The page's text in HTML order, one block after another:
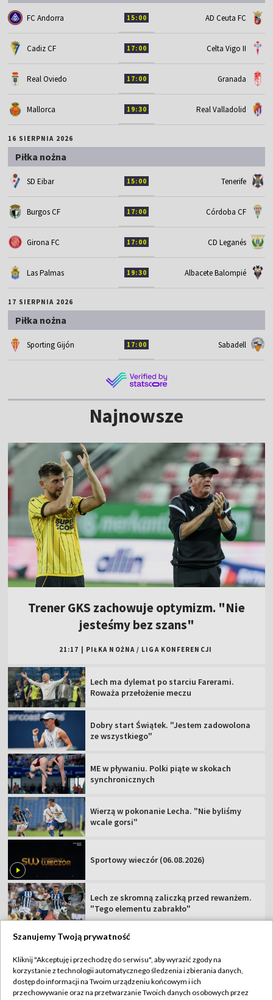
FC Andorra 15:00 AD Ceuta FC
Cadiz CF 17:00 Celta Vigo II
Real Oviedo 17:00 Granada
Mallorca 19:30 Real Valladolid
16 SIERPNIA 2026
Piłka nożna
SD Eibar 15:00 Tenerife
Burgos CF 17:00 Córdoba CF
Girona FC 17:00 CD Leganés
Las Palmas 19:30 Albacete Balompié
17 SIERPNIA 2026
Piłka nożna
Sporting Gijón 17:00 Sabadell
Najnowsze
Trener GKS zachowuje optymizm. "Nie
jesteśmy bez szans"
21:17 PIŁKA NOŻNA / LIGA KONFERENCJI
Lech ma dylemat po starciu Farerami.
Roważa przełożenie meczu
Dobry start Świątek. "Jestem zadowolona
ze wszystkiego"
ME w pływaniu. Polki piąte w skokach
synchronicznych
Wierzą w pokonanie Lecha. "Nie byliśmy
wcale gorsi"
Sportowy wieczór (06.08.2026)
Lech ze skromną zaliczką przed rewanżem.
"Tego elementu zabrakło"
TVP
Abonament TVP
Regulamin TVP
Szanujemy Twoją prywatność
Kliknij "Akceptuję i przechodzę do serwisu", aby wyrazić zgody na
korzystanie z technologii automatycznego śledzenia i zbierania danych,
dostęp do informacji na Twoim urządzeniu końcowym i ich
przechowywanie oraz na przetwarzanie Twoich danych osobowych przez